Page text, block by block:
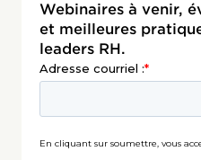
Webinaires à venir,
et meilleures
leaders RH.